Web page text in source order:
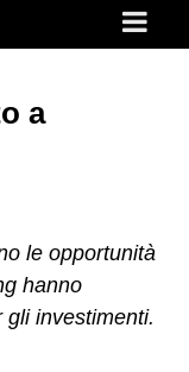
a
le opportunità
hanno
investimenti.